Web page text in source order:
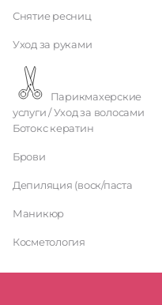
Снятие ресниц
Уход за руками
услуги / Уход за волосами
Ботокс кератин
Брови
Депиляция (воск/паста
Маникюр
Косметология